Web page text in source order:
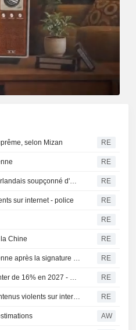
selon Mizan RE
RE
Les Émirats arabes unis extradent Daniel Kinahan, un Irlandais soupçonné d'être à la tête d'un gang criminel RE
sur internet - police RE
RE
Chine RE
Les Houthis du Yémen attaquent une raffinerie saoudienne après la signature d'un pacte de défense par le Royaume RE
Les dépenses de défense de Taïwan devraient augmenter de 16% en 2027 - médias RE
Thaïlande-L'auteur de la fusillade avait regardé des contenus violents sur internet - police RE
AW